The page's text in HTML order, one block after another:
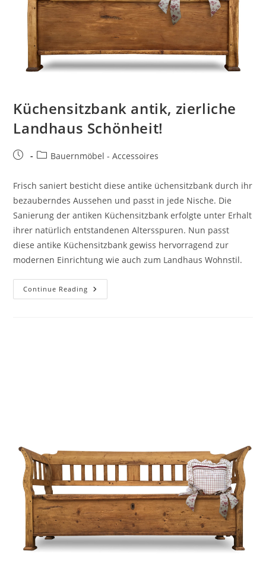
Küchensitzbank antik, zierliche
Landhaus Schönheit!
Bauernmöbel - Accessoires
Frisch saniert besticht diese antike üchensitzbank durch ihr
bezauberndes Aussehen und passt in jede Nische. Die
Sanierung der antiken Küchensitzbank erfolgte unter Erhalt
ihrer natürlich entstandenen Altersspuren. Nun passt
diese antike Küchensitzbank gewiss hervorragend zur
modernen Einrichtung wie auch zum Landhaus Wohnstil.
Continue Reading